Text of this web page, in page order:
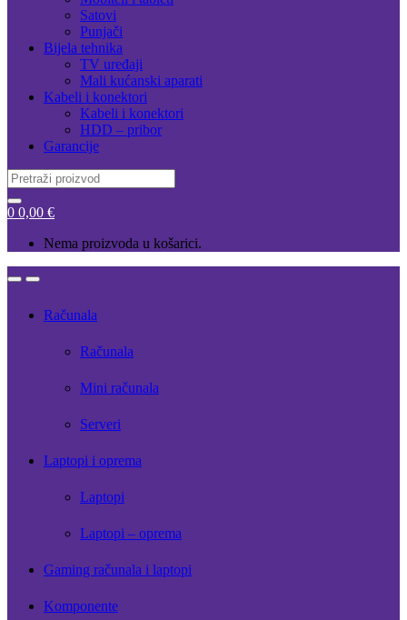
Satovi
Punjači
Bijela tehnika
TV uređaji
Mali kućanski aparati
Kabeli i konektori
Kabeli i konektori
HDD – pribor
Garancije
Search
for:
0 0,00 €
Nema proizvoda u košarici.
OpenClose
Računala
Računala
Mini računala
Serveri
Laptopi i oprema
Laptopi
Laptopi – oprema
Gaming računala i laptopi
Komponente